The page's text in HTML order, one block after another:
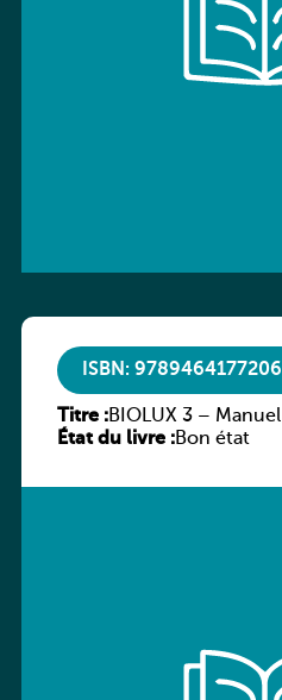
ISBN: 9789464177206
Titre :BIOLUX 3 – Manuel
État du livre :Bon état